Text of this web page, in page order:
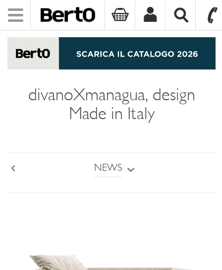
Toggle
navigation
divanoXmanagua, design
Made in Italy
NEWS